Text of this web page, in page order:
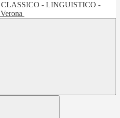
CLASSICO - LINGUISTICO -
Verona